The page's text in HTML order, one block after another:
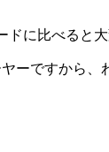
に比べると
ーですから